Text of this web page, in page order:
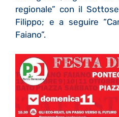
regionale” con il
Filippo; e a seguire
Faiano”.